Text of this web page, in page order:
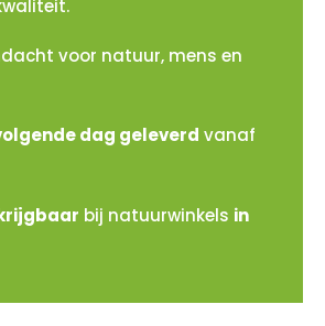
voor natuur, mens en
dag geleverd vanaf
bij natuurwinkels in